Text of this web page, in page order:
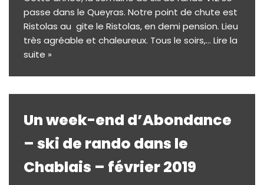
passe dans le Queyras. Notre point de chute est
Ristolas au gite le Ristolas, en demi pension. Lieu
très agréable et chaleureux. Tous le soirs,… Lire la
suite »
Un week-end d’Abondance
– ski de rando dans le
Chablais – février 2019